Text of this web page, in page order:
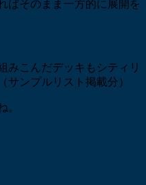
ばそのまま一方的に展開を
みこんだデッキもシティリ
サンプルリスト掲載分）
。